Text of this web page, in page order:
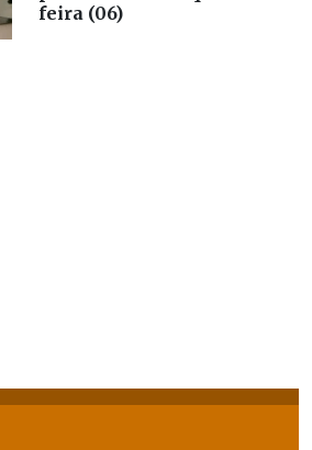
feira (06)